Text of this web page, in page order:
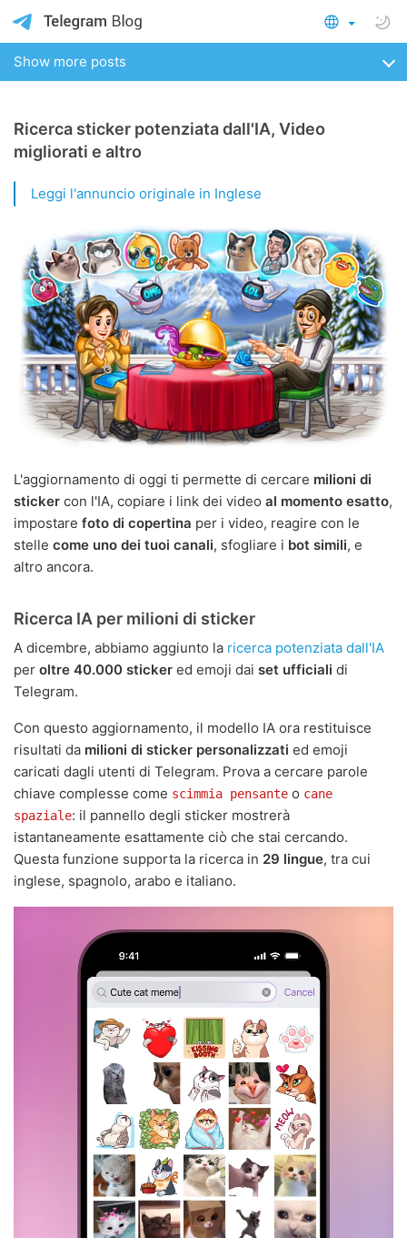
Show more posts
Ricerca sticker potenziata dall'IA, Video
migliorati e altro
Leggi l'annuncio originale in Inglese
L'aggiornamento di oggi ti permette di cercare milioni di
sticker con l'IA, copiare i link dei video al momento esatto,
impostare foto di copertina per i video, reagire con le
stelle come uno dei tuoi canali, sfogliare i bot simili, e
altro ancora.
Ricerca IA per milioni di sticker
A dicembre, abbiamo aggiunto la ricerca potenziata dall'IA
per oltre 40.000 sticker ed emoji dai set ufficiali di
Telegram.
Con questo aggiornamento, il modello IA ora restituisce
risultati da milioni di sticker personalizzati ed emoji
caricati dagli utenti di Telegram. Prova a cercare parole
chiave complesse come scimmia pensante o cane
spaziale: il pannello degli sticker mostrerà
istantaneamente esattamente ciò che stai cercando.
Questa funzione supporta la ricerca in 29 lingue, tra cui
inglese, spagnolo, arabo e italiano.